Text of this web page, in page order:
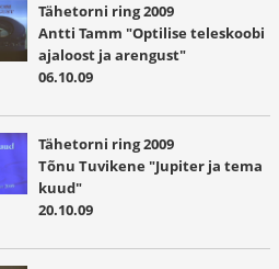
Tähetorni ring 2009
Antti Tamm "Optilise teleskoobi
ajaloost ja arengust"
06.10.09
Tähetorni ring 2009
Tõnu Tuvikene "Jupiter ja tema
kuud"
20.10.09